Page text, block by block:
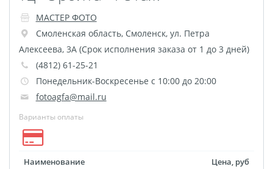
Фото на бейсболке
Фото на чехле телефона
Фото на значке
Фотосъемка в студии
Сланцы
Бессмертный полк
Ритуальная керамика
Полотенце с именем
МАСТЕР ФОТО
Смоленская область, Смоленск, ул. Петра
Алексеева, 3А (Срок исполнения заказа от 1 до 3 дней)
(4812) 61-25-21
Понедельник-Воскресенье с 10:00 до 20:00
fotoagfa@mail.ru
Варианты оплаты
Наименование
Цена, руб